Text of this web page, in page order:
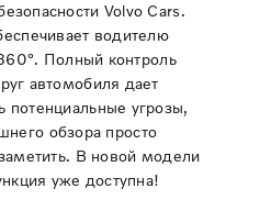
Volvo Cars.
водителю
Полный контроль
автомобиля дает
потенциальные угрозы,
обзора просто
В новой модели
уже доступна!